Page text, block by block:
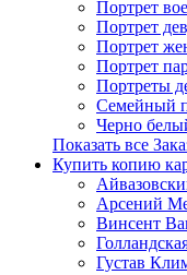
Портрет
Портрет
Портрет
Портрет
Портреты
Семейный
Черно
Показать все
Купить копию
Арсений
Винсент
Густав